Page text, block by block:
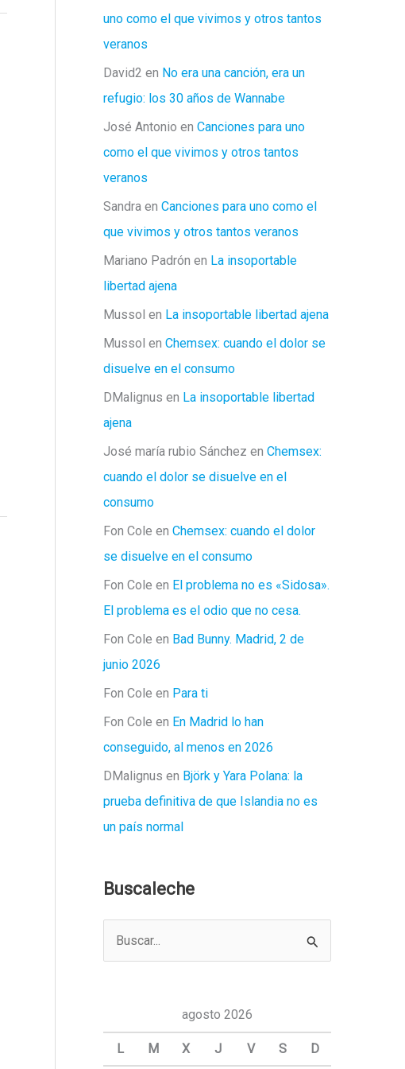
uno como el que vivimos y otros tantos
veranos
David2 en No era una canción, era un
refugio: los 30 años de Wannabe
José Antonio en Canciones para uno
como el que vivimos y otros tantos
veranos
Sandra en Canciones para uno como el
que vivimos y otros tantos veranos
Mariano Padrón en La insoportable
libertad ajena
Mussol en La insoportable libertad ajena
Mussol en Chemsex: cuando el dolor se
disuelve en el consumo
DMalignus en La insoportable libertad
ajena
José maría rubio Sánchez en Chemsex:
cuando el dolor se disuelve en el
consumo
Fon Cole en Chemsex: cuando el dolor
se disuelve en el consumo
Fon Cole en El problema no es «Sidosa».
El problema es el odio que no cesa.
Fon Cole en Bad Bunny. Madrid, 2 de
junio 2026
Fon Cole en Para ti
Fon Cole en En Madrid lo han
conseguido, al menos en 2026
DMalignus en Björk y Yara Polana: la
prueba definitiva de que Islandia no es
un país normal
Buscaleche
a
agosto 2026
L M X J V S D